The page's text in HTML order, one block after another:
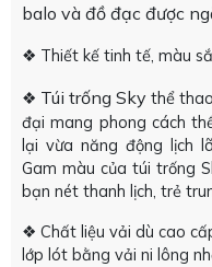
balo và đồ đạc được
❖ Thiết kế tinh tế, màu
❖ Túi trống Sky thể
đại mang phong cách
lại vừa năng động lịch
Gam màu của túi trống
bạn nét thanh lịch, trẻ
❖ Chất liệu vải dù cao
lớp lót bằng vải ni lông